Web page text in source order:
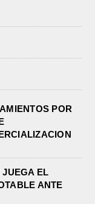
POR
JUEGA EL
ANTE